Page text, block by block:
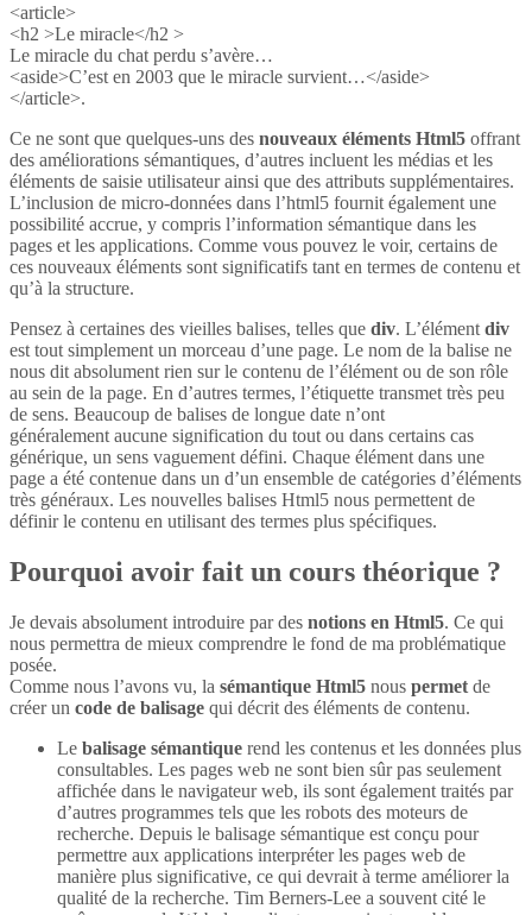
<article>
<h2 >Le miracle</h2 >
Le miracle du chat perdu s’avère…
<aside>C’est en 2003 que le miracle survient…</aside>
</article>.
Ce ne sont que quelques-uns des nouveaux éléments Html5 offrant
des améliorations sémantiques, d’autres incluent les médias et les
éléments de saisie utilisateur ainsi que des attributs supplémentaires.
L’inclusion de micro-données dans l’html5 fournit également une
possibilité accrue, y compris l’information sémantique dans les
pages et les applications. Comme vous pouvez le voir, certains de
ces nouveaux éléments sont significatifs tant en termes de contenu et
qu’à la structure.
Pensez à certaines des vieilles balises, telles que div. L’élément div
est tout simplement un morceau d’une page. Le nom de la balise ne
nous dit absolument rien sur le contenu de l’élément ou de son rôle
au sein de la page. En d’autres termes, l’étiquette transmet très peu
de sens. Beaucoup de balises de longue date n’ont
généralement aucune signification du tout ou dans certains cas
générique, un sens vaguement défini. Chaque élément dans une
page a été contenue dans un d’un ensemble de catégories d’éléments
très généraux. Les nouvelles balises Html5 nous permettent de
définir le contenu en utilisant des termes plus spécifiques.
Pourquoi avoir fait un cours théorique ?
Je devais absolument introduire par des notions en Html5. Ce qui
nous permettra de mieux comprendre le fond de ma problématique
posée.
Comme nous l’avons vu, la sémantique Html5 nous permet de
créer un code de balisage qui décrit des éléments de contenu.
Le balisage sémantique rend les contenus et les données plus
consultables. Les pages web ne sont bien sûr pas seulement
affichée dans le navigateur web, ils sont également traités par
d’autres programmes tels que les robots des moteurs de
recherche. Depuis le balisage sémantique est conçu pour
permettre aux applications interpréter les pages web de
manière plus significative, ce qui devrait à terme améliorer la
qualité de la recherche. Tim Berners-Lee a souvent cité le